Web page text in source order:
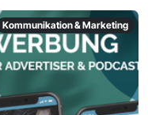
Kommunikation & Marketing